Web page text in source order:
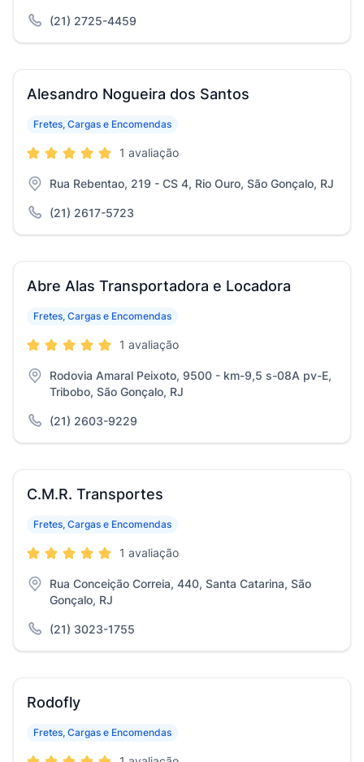
(21) 2725-4459
Alesandro Nogueira dos Santos
Fretes, Cargas e Encomendas
1 avaliação
Rua Rebentao, 219 - CS 4, Rio Ouro, São Gonçalo, RJ
(21) 2617-5723
Abre Alas Transportadora e Locadora
Fretes, Cargas e Encomendas
1 avaliação
Rodovia Amaral Peixoto, 9500 - km-9,5 s-08A pv-E,
Tribobo, São Gonçalo, RJ
(21) 2603-9229
C.M.R. Transportes
Fretes, Cargas e Encomendas
1 avaliação
Rua Conceição Correia, 440, Santa Catarina, São
Gonçalo, RJ
(21) 3023-1755
Rodofly
Fretes, Cargas e Encomendas